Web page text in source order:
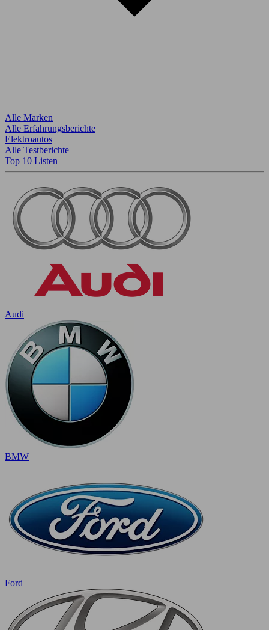
Alle Marken
Alle Erfahrungsberichte
Elektroautos
Alle Testberichte
Top 10 Listen
Audi
BMW
Ford